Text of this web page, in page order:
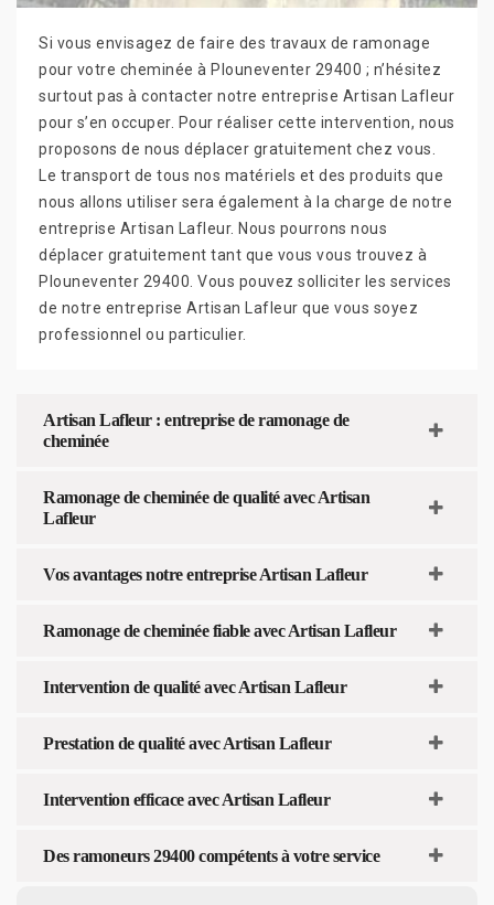
Si vous envisagez de faire des travaux de ramonage
pour votre cheminée à Plouneventer 29400 ; n’hésitez
surtout pas à contacter notre entreprise Artisan Lafleur
pour s’en occuper. Pour réaliser cette intervention, nous
proposons de nous déplacer gratuitement chez vous.
Le transport de tous nos matériels et des produits que
nous allons utiliser sera également à la charge de notre
entreprise Artisan Lafleur. Nous pourrons nous
déplacer gratuitement tant que vous vous trouvez à
Plouneventer 29400. Vous pouvez solliciter les services
de notre entreprise Artisan Lafleur que vous soyez
professionnel ou particulier.
Artisan Lafleur : entreprise de ramonage de
cheminée
Ramonage de cheminée de qualité avec Artisan
Lafleur
Vos avantages notre entreprise Artisan Lafleur
Ramonage de cheminée fiable avec Artisan Lafleur
Intervention de qualité avec Artisan Lafleur
Prestation de qualité avec Artisan Lafleur
Intervention efficace avec Artisan Lafleur
Des ramoneurs 29400 compétents à votre service